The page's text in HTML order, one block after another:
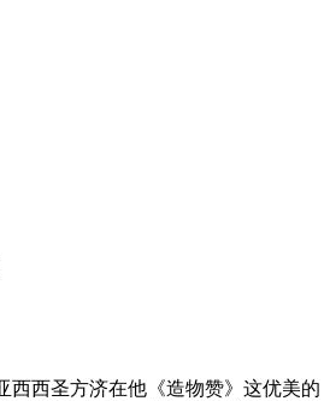
西西圣方济在他《造物赞》这优美的